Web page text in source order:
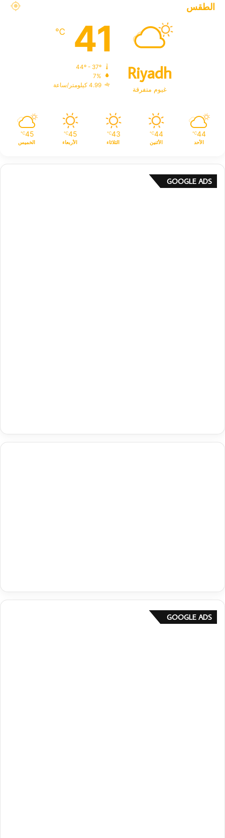
الطقس
Riyadh
غيوم متفرقة
41
℃
7%
4.99 كيلومتر/ساعة
44
℃
الأحد
44
℃
الأثنين
43
℃
الثلاثاء
45
℃
الأربعاء
45
℃
الخميس
GOOGLE ADS
GOOGLE ADS